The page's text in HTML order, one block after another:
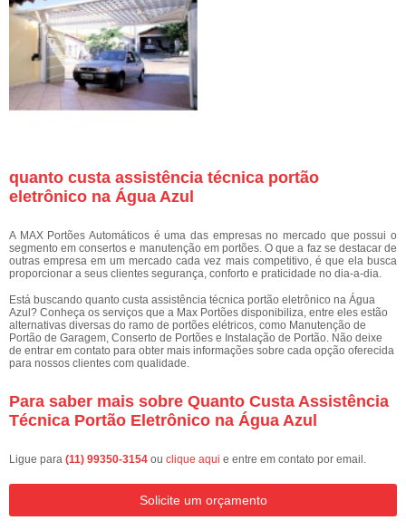
quanto custa assistência técnica portão
eletrônico na Água Azul
A MAX Portões Automáticos é uma das empresas no mercado que possui o
segmento em consertos e manutenção em portões. O que a faz se destacar de
outras empresa em um mercado cada vez mais competitivo, é que ela busca
proporcionar a seus clientes segurança, conforto e praticidade no dia-a-dia.
Está buscando quanto custa assistência técnica portão eletrônico na Água
Azul? Conheça os serviços que a Max Portões disponibiliza, entre eles estão
alternativas diversas do ramo de portões elétricos, como Manutenção de
Portão de Garagem, Conserto de Portões e Instalação de Portão. Não deixe
de entrar em contato para obter mais informações sobre cada opção oferecida
para nossos clientes com qualidade.
Para saber mais sobre Quanto Custa Assistência
Técnica Portão Eletrônico na Água Azul
Ligue para (11) 99350-3154 ou clique aqui e entre em contato por email.
Solicite um orçamento